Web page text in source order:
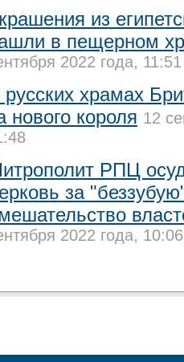
из
в пещерном
2022 года, 11:51
русских храмах
нового короля 12
РПЦ
за
2022 года, 10:06